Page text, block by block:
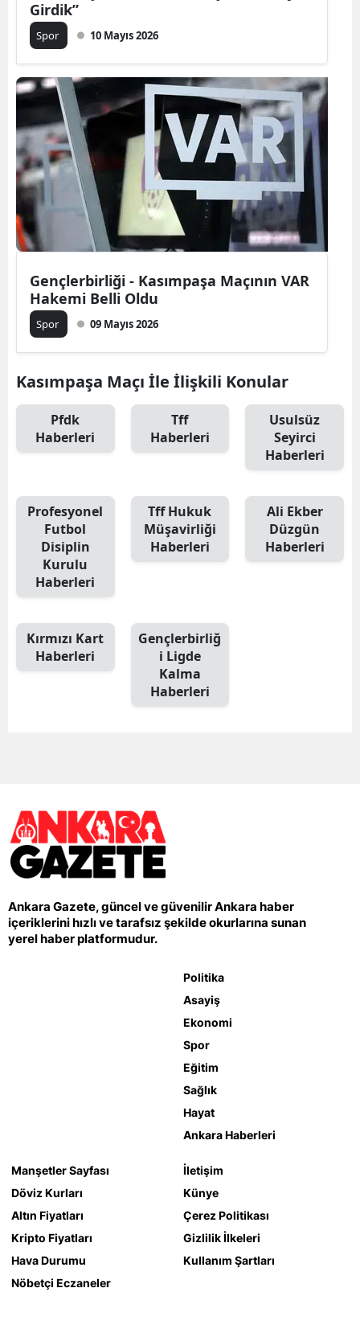
Girdik”
Spor 10 Mayıs 2026
Gençlerbirliği - Kasımpaşa Maçının VAR
Hakemi Belli Oldu
Spor 09 Mayıs 2026
Kasımpaşa Maçı İle İlişkili Konular
Pfdk
Haberleri
Tff
Haberleri
Usulsüz
Seyirci
Haberleri
Profesyonel
Futbol
Disiplin
Kurulu
Haberleri
Tff Hukuk
Müşavirliği
Haberleri
Ali Ekber
Düzgün
Haberleri
Kırmızı Kart
Haberleri
Gençlerbirliğ
i Ligde
Kalma
Haberleri
Ankara Gazete, güncel ve güvenilir Ankara haber
içeriklerini hızlı ve tarafsız şekilde okurlarına sunan
yerel haber platformudur.
Politika
Asayiş
Ekonomi
Spor
Eğitim
Sağlık
Hayat
Ankara Haberleri
Manşetler Sayfası
Döviz Kurları
Altın Fiyatları
Kripto Fiyatları
Hava Durumu
Nöbetçi Eczaneler
İletişim
Künye
Çerez Politikası
Gizlilik İlkeleri
Kullanım Şartları